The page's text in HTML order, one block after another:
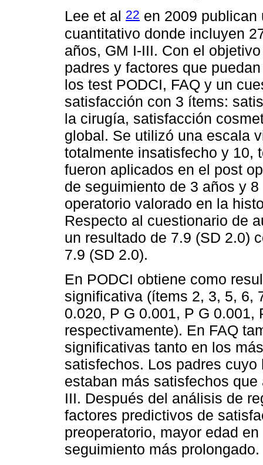
Lee et al
22 en 2009
cuantitativo donde incluyen
años, GM I-III. Con el
padres y factores que
los test PODCI, FAQ y un
satisfacción con 3 ítems:
la cirugía, satisfacción
global. Se utilizó una escala
totalmente insatisfecho y 10,
fueron aplicados en el post
de seguimiento de 3 años y
operatorio valorado en la
Respecto al cuestionario de
un resultado de 7.9 (SD 2.0)
7.9 (SD 2.0).
En PODCI obtiene como
significativa (ítems 2, 3, 5, 6,
0.020, P G 0.001, P G 0.001,
respectivamente). En FAQ
significativas tanto en los
satisfechos. Los padres
estaban más satisfechos
III. Después del análisis de
factores predictivos de
preoperatorio, mayor edad
seguimiento más prolongado.